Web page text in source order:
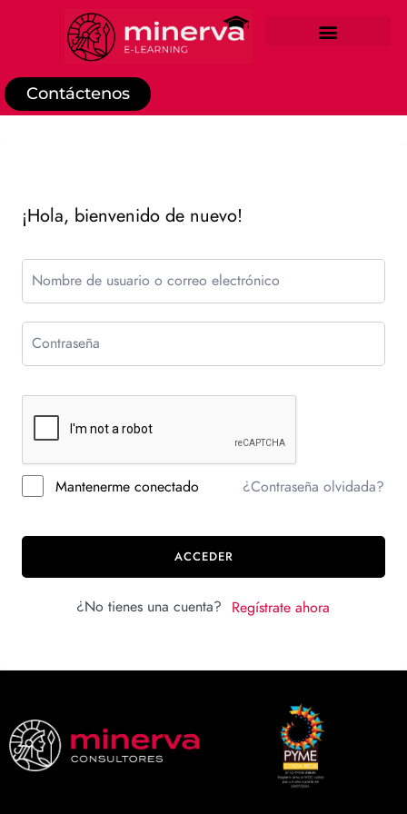
Contáctenos
¡Hola, bienvenido de nuevo!
Mantenerme conectado ¿Contraseña olvidada?
ACCEDER
¿No tienes una cuenta? Regístrate ahora